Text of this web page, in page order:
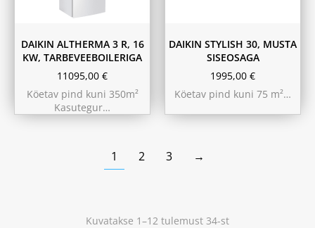
230L
DAIKIN ALTHERMA 3 R, 16
KW, TARBEVEEBOILERIGA
11095,00 €
Köetav pind kuni 350m²
Kasutegur…
DAIKIN STYLISH 30, MUSTA
SISEOSAGA
1995,00 €
Köetav pind kuni 75 m²…
1 2 3 →
Kuvatakse 1–12 tulemust 34-st